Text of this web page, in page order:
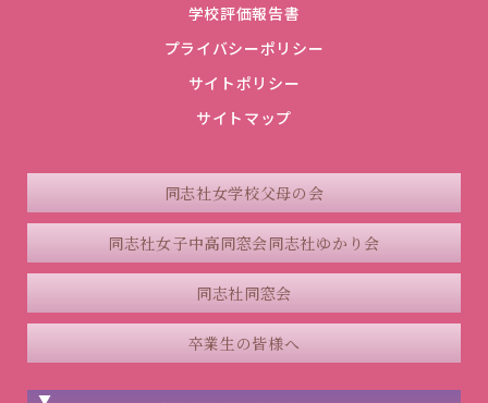
学校評価報告書
プライバシーポリシー
サイトポリシー
サイトマップ
同志社女学校父母の会
同志社女子中高同窓会同志社ゆかり会
同志社同窓会
卒業生の皆様へ